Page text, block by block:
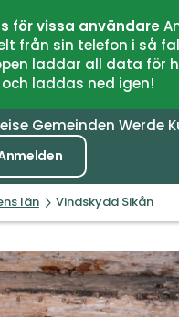
för vissa användare
från sin telefon i så
laddar all data
laddas ned igen!
Gemeinden Werde
län Vindskydd Sikån